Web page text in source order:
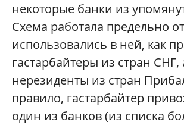
некоторые банки из
Схема работала предельно
использовались в ней, как
гастарбайтеры из стран СНГ,
нерезиденты из стран
правило, гастарбайтер
один из банков (из списка